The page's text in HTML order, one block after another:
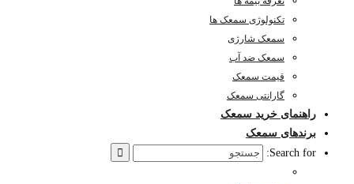
تکنولوژی سمعک ها
سمعک شارژی
سمعک ضد آب
قیمت سمعک
گارانتی سمعک
راهنمای خرید سمعک
برندهای سمعک
Search for: